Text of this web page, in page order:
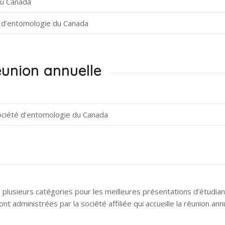
du Canada
annuelle
d’entomologie du Canada
catégories pour les meilleures présentations
administrées par la société affiliée qui accueille la réunion